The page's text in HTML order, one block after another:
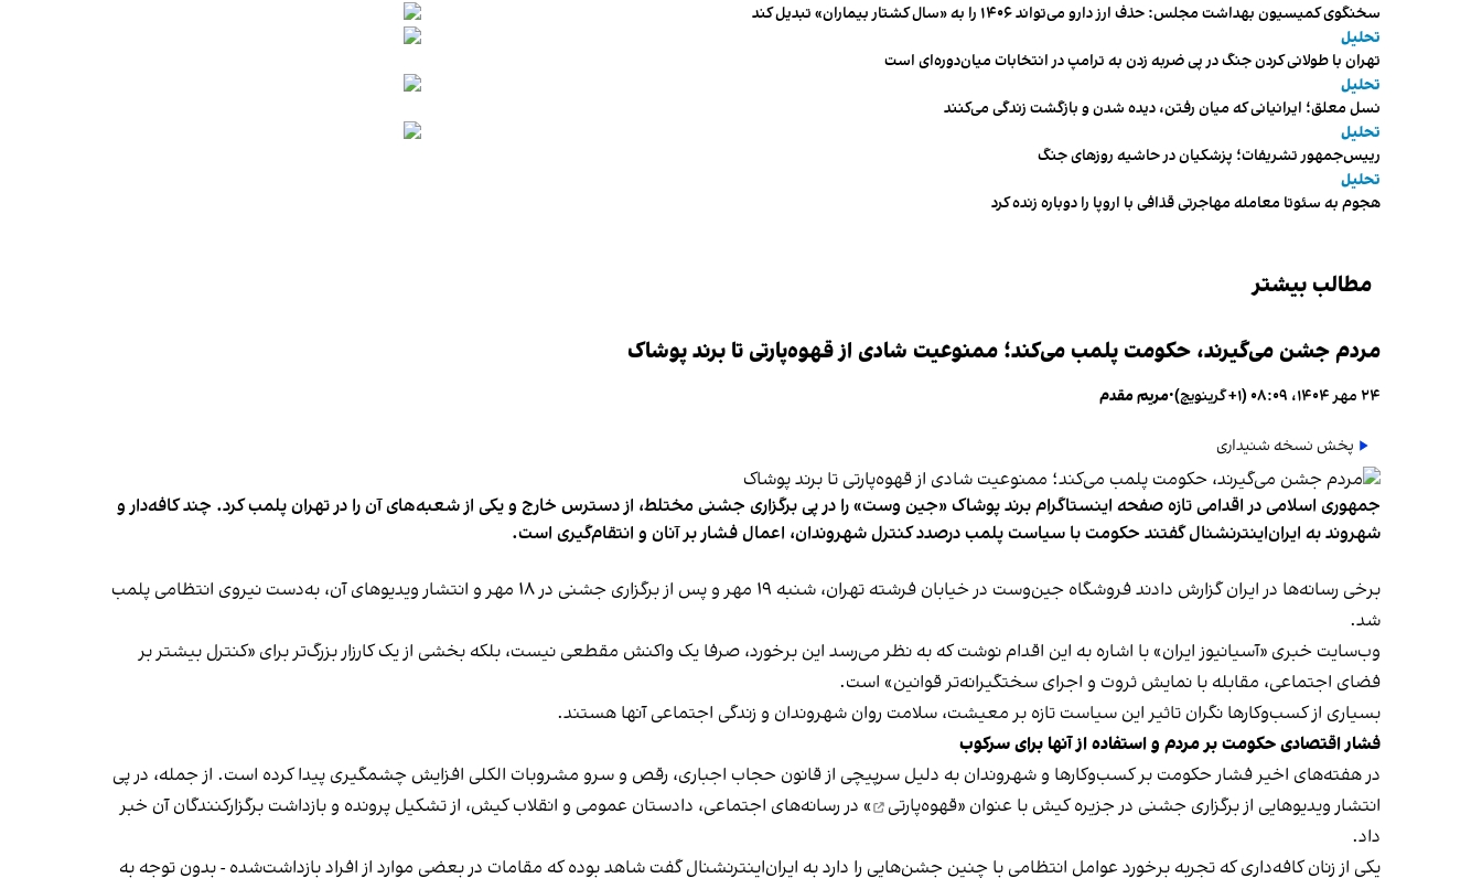
سخنگوی کمیسیون بهداشت مجلس: حذف ارز دارو می‌تواند ۱۴۰۶ را به «سال کشتار بیماران» تبدیل کند
تحلیل
تهران با طولانی کردن جنگ در پی ضربه زدن به ترامپ در انتخابات میان‌دوره‌ای است
تحلیل
نسل معلق؛ ایرانیانی که میان رفتن، دیده شدن و بازگشت زندگی می‌کنند
تحلیل
رییس‌جمهور تشریفات؛ پزشکیان در حاشیه روزهای جنگ
تحلیل
هجوم به سئوتا معامله مهاجرتی قذافی با اروپا را دوباره زنده کرد
مطالب بیشتر
مردم جشن می‌گیرند، حکومت پلمب می‌کند؛ ممنوعیت شادی از قهوه‌پارتی تا برند پوشاک
۲۴ مهر ۱۴۰۴، ۰۸:۰۹ (‎+۱ گرینویچ) •مریم مقدم
پخش نسخه شنیداری
جمهوری اسلامی در اقدامی تازه صفحه اینستاگرام برند پوشاک «جین وست» را در پی برگزاری جشنی مختلط، از دسترس خارج و یکی از شعبه‌های آن را در تهران پلمب کرد. چند کافه‌‌دار و
شهروند به ایران‌اینترنشنال گفتند حکومت با سیاست پلمب درصدد کنترل شهروندان، اعمال فشار بر آنان و انتقام‌گیری است.
برخی رسانه‌ها در ایران گزارش دادند فروشگاه جین‌وست در خیابان فرشته تهران، شنبه ۱۹ مهر و پس از برگزاری جشنی در ۱۸ مهر و انتشار ویدیوهای آن، به‌دست نیروی انتظامی پلمب
شد.
وب‌سایت خبری «آسیانیوز ایران» با اشاره به این اقدام نوشت که به نظر می‌رسد این برخورد، صرفا یک واکنش مقطعی نیست، بلکه بخشی از یک کارزار بزرگ‌تر برای «کنترل بیشتر بر
فضای اجتماعی، مقابله با نمایش ثروت و اجرای سختگیرانه‌تر قوانین» است.
بسیاری از کسب‌وکارها نگران تاثیر این سیاست‌ تازه بر معیشت، سلامت روان شهروندان و زندگی اجتماعی آنها هستند.
فشار اقتصادی حکومت بر مردم و استفاده از آنها برای سرکوب
در هفته‌های اخیر فشار حکومت بر کسب‌وکارها و شهروندان به دلیل سرپیچی از قانون حجاب اجباری، رقص و سرو مشروبات الکلی افزایش چشمگیری پیدا کرده است. از جمله، در پی
انتشار ویدیوهایی از برگزاری جشنی در جزیره کیش با عنوان «قهوه‌پارتی
» در رسانه‌های اجتماعی، دادستان عمومی و انقلاب کیش، از تشکیل پرونده و بازداشت برگزارکنندگان آن خبر
داد.
یکی از زنان کافه‌داری که تجربه برخورد عوامل انتظامی با چنین جشن‌هایی را دارد به ایران‌اینترنشنال گفت شاهد بوده که مقامات در بعضی موارد از افراد بازداشت‌‌شده - بدون توجه به